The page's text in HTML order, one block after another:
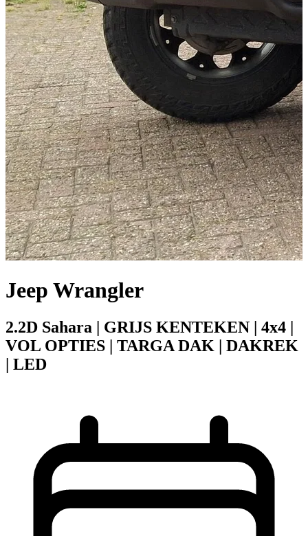
Jeep Wrangler
2.2D Sahara | GRIJS KENTEKEN | 4x4 |
VOL OPTIES | TARGA DAK | DAKREK
| LED